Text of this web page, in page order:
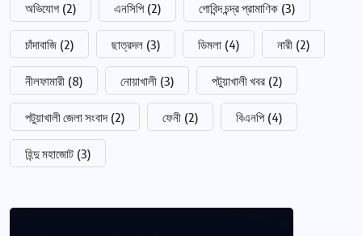
অভিযোগ (2) এনসিপি (2) গোবিন্দ চন্দ্র প্রামাণিক (3)
চাঁদাবাজি (2) ছাত্রদল (3) ডিমলা (4) নারী (2)
নীলফামারী (8) নোয়াখালী (3) পটুয়াখালী খবর (2)
পটুয়াখালী জেলা সংবাদ (2) ফেনী (2) বিএনপি (4)
হিন্দু মহাজোট (3)